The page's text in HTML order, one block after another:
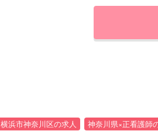
横浜市神奈川区の求人 神奈川県×正看護師